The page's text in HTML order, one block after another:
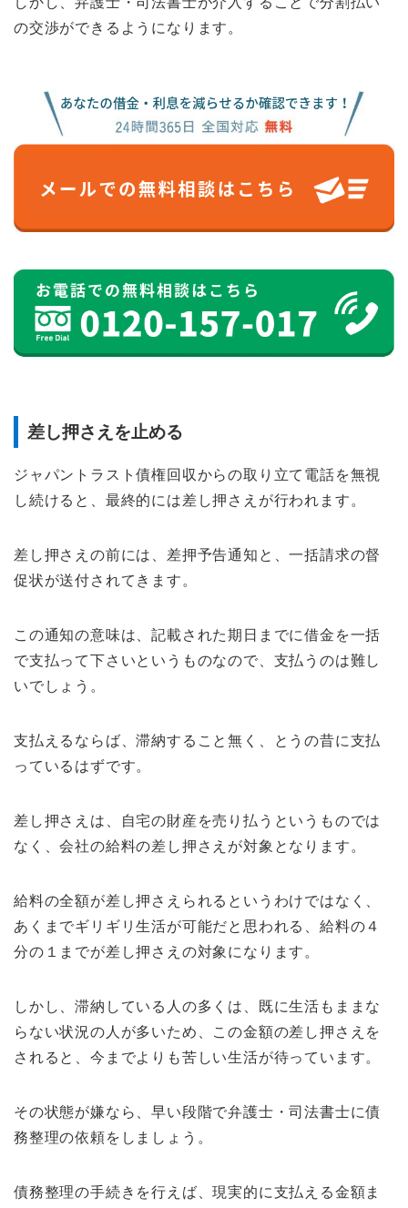
の交渉ができるようになります。
差し押さえを止める
ジャパントラスト債権回収からの取り立て電話を無視
し続けると、最終的には差し押さえが行われます。
差し押さえの前には、差押予告通知と、一括請求の督
促状が送付されてきます。
この通知の意味は、記載された期日までに借金を一括
で支払って下さいというものなので、支払うのは難し
いでしょう。
支払えるならば、滞納すること無く、とうの昔に支払
っているはずです。
差し押さえは、自宅の財産を売り払うというものでは
なく、会社の給料の差し押さえが対象となります。
給料の全額が差し押さえられるというわけではなく、
あくまでギリギリ生活が可能だと思われる、給料の４
分の１までが差し押さえの対象になります。
しかし、滞納している人の多くは、既に生活もままな
らない状況の人が多いため、この金額の差し押さえを
されると、今までよりも苦しい生活が待っています。
その状態が嫌なら、早い段階で弁護士・司法書士に債
務整理の依頼をしましょう。
債務整理の手続きを行えば、現実的に支払える金額ま